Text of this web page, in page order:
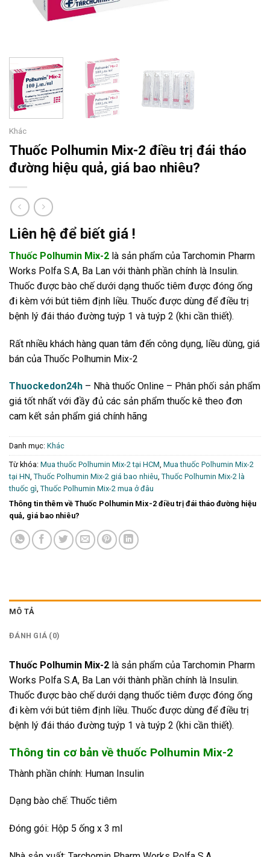
Khác
Thuốc Polhumin Mix-2 điều trị đái tháo
đường hiệu quả, giá bao nhiêu?
Liên hệ để biết giá !
Thuốc Polhumin Mix-2 là sản phẩm của Tarchomin Pharm
Works Polfa S.A, Ba Lan với thành phần chính là Insulin.
Thuốc được bào chế dưới dạng thuốc tiêm được đóng ống
đi kèm với bút tiêm định liều. Thuốc được dùng để điều trị
bệnh lý đái tháo đường tuýp 1 và tuýp 2 (khi cần thiết).
Rất nhiều khách hàng quan tâm đến công dụng, liều dùng, giá
bán của Thuốc Polhumin Mix-2
Thuockedon24h – Nhà thuốc Online – Phân phối sản phẩm
giá tốt nhất với đầy đủ các sản phẩm thuốc kê theo đơn
cam kết sản phẩm giá chính hãng
Danh mục: Khác
Từ khóa: Mua thuốc Polhumin Mix-2 tại HCM, Mua thuốc Polhumin Mix-2
tại HN, Thuốc Polhumin Mix-2 giá bao nhiêu, Thuốc Polhumin Mix-2 là
thuốc gì, Thuốc Polhumin Mix-2 mua ở đâu
Thông tin thêm về Thuốc Polhumin Mix-2 điều trị đái tháo đường hiệu
quả, giá bao nhiêu?
MÔ TẢ
ĐÁNH GIÁ (0)
Thuốc Polhumin Mix-2 là sản phẩm của Tarchomin Pharm
Works Polfa S.A, Ba Lan với thành phần chính là Insulin.
Thuốc được bào chế dưới dạng thuốc tiêm được đóng ống
đi kèm với bút tiêm định liều. Thuốc được dùng để điều trị
bệnh lý đái tháo đường tuýp 1 và tuýp 2 (khi cần thiết).
Thông tin cơ bản về thuốc Polhumin Mix-2
Thành phần chính: Human Insulin
Dạng bào chế: Thuốc tiêm
Đóng gói: Hộp 5 ống x 3 ml